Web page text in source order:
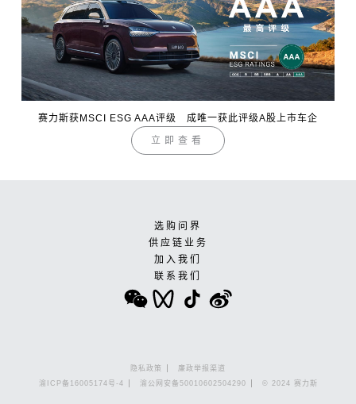
赛力斯获MSCI ESG AAA评级 成唯一获此评级A股上市车企
立即查看
选购问界
供应链业务
加入我们
联系我们
隐私政策
廉政举报渠道
渝ICP备16005174号-4
渝公网安备50010602504290 © 2024 赛力斯